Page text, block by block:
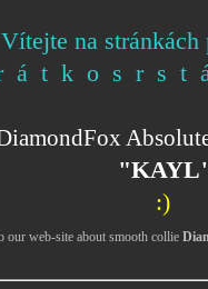
Vítejte na
á t k o s r s
"KAYL
:)
our web-site about smooth collie